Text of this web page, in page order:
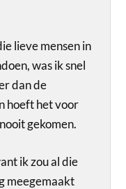
lieve mensen in
was ik snel
dan de
hoeft het voor
gekomen.
ik zou al die
meegemaakt